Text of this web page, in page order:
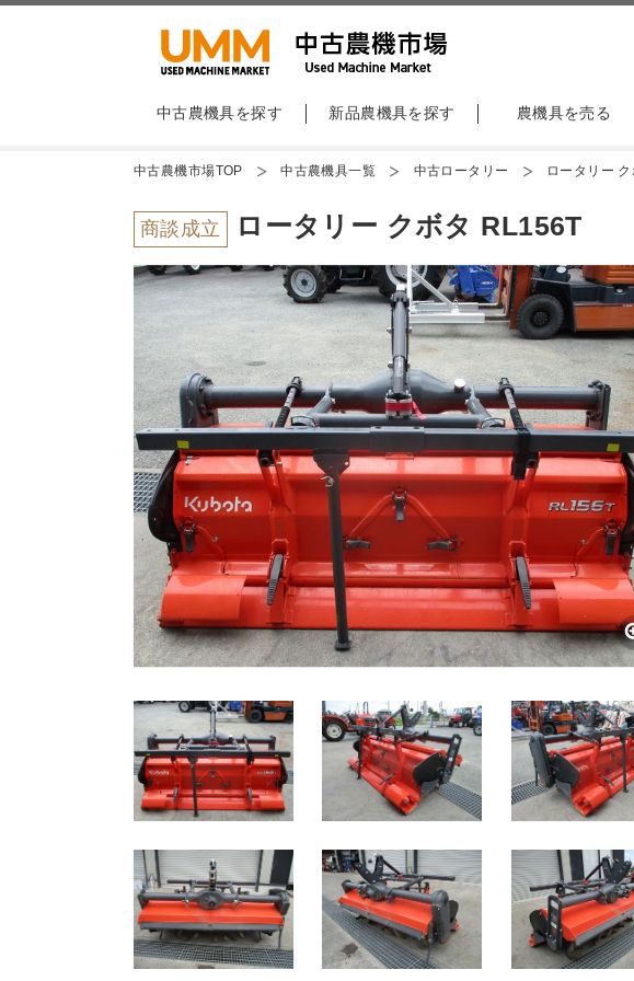
中古農機具を探す 新品農機具を探す 農機具を売る
中古農機市場TOP 中古農機具一覧 中古ロータリー ロータリー
商談成立 ロータリー クボタ RL156T